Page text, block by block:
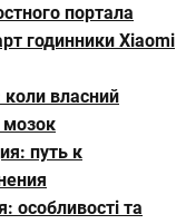
портала
годинники Xiaomi
коли власний
мозок
путь к
особливості та